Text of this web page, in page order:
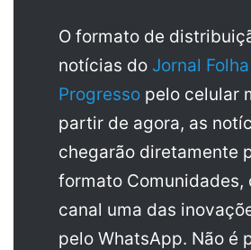
O formato de
notícias do Jornal
Progresso pelo celular
partir de agora, as
chegarão diretamente
formato Comunidades,
canal uma das
pelo WhatsApp. Não é